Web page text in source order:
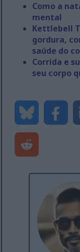
Como a
mental
Kettlebell
gordura,
saúde do
Corrida e
seu corpo